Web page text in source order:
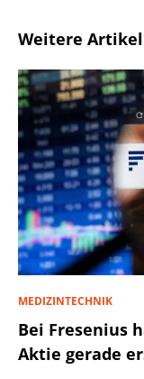
Weitere Artikel
MEDIZINTECHNIK
Bei Fresenius
Aktie gerade